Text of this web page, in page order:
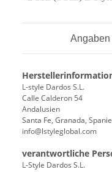
Angaben
L-style Dardos S.L.
Calle Calderon 54
Andalusien
Santa Fe, Granada,
info@lstyleglobal.com
verantwortliche
L-Style Dardos S.L.